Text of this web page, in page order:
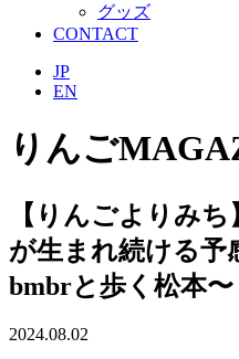
グッズ
CONTACT
JP
EN
りんご
【りんごよりみ
が生まれ続ける
bmbrと歩く松本〜
2024.08.02